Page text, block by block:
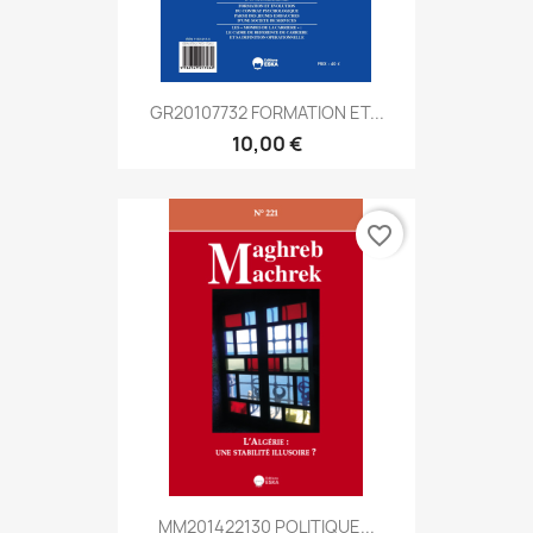
GR20107732 FORMATION ET...
10,00 €
MM201422130 POLITIQUE...
favorite_border